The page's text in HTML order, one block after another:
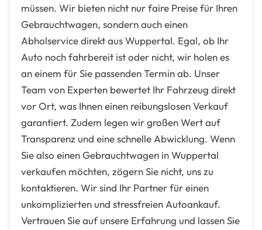
müssen. Wir bieten nicht nur faire Preise für Ihren
Gebrauchtwagen, sondern auch einen
Abholservice direkt aus Wuppertal. Egal, ob Ihr
Auto noch fahrbereit ist oder nicht, wir holen es
an einem für Sie passenden Termin ab. Unser
Team von Experten bewertet Ihr Fahrzeug direkt
vor Ort, was Ihnen einen reibungslosen Verkauf
garantiert. Zudem legen wir großen Wert auf
Transparenz und eine schnelle Abwicklung. Wenn
Sie also einen Gebrauchtwagen in Wuppertal
verkaufen möchten, zögern Sie nicht, uns zu
kontaktieren. Wir sind Ihr Partner für einen
unkomplizierten und stressfreien Autoankauf.
Vertrauen Sie auf unsere Erfahrung und lassen Sie